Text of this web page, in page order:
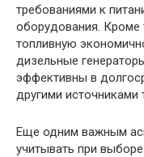
требованиями к
оборудования. Кроме
топливную
дизельные
эффективны в
другими источниками
Еще одним важным
учитывать при